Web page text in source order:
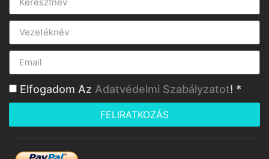
Elfogadom Az Adatvédelmi Szabályzatot! *
FELIRATKOZÁS